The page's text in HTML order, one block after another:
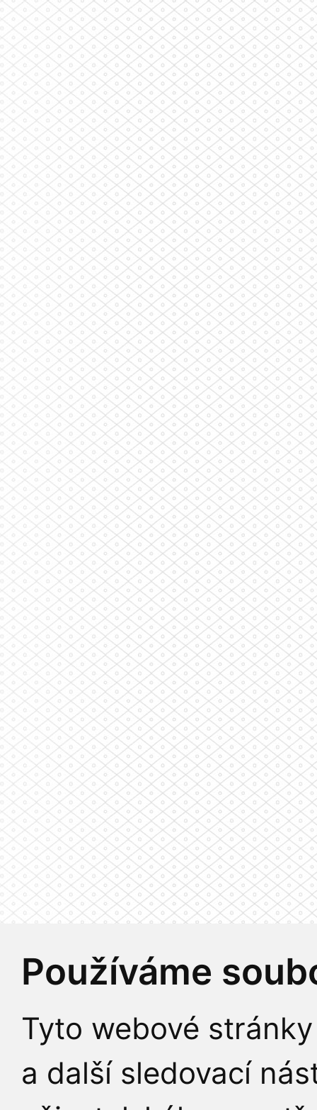
Používáme
Tyto webové
a další sledovací